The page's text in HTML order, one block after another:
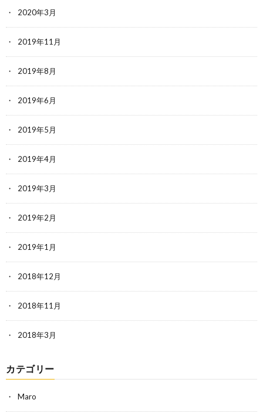
2020年3月
2019年11月
2019年8月
2019年6月
2019年5月
2019年4月
2019年3月
2019年2月
2019年1月
2018年12月
2018年11月
2018年3月
カテゴリー
Maro